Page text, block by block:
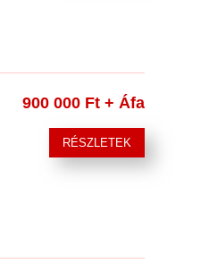
900 000 Ft + Áfa
RÉSZLETEK